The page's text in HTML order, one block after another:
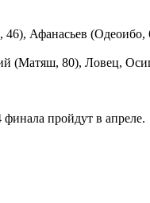
Афанасьев
(Матяш, 80), Ловец,
пройдут в апреле.